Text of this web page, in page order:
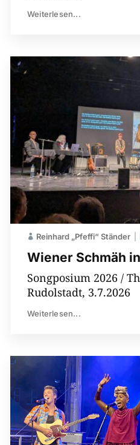
Weiterlesen...
Wiener Schmäh
Reinhard „Pfeffi“ Ständer
Songposium 2026 /
Rudolstadt, 3.7.2026
Weiterlesen...